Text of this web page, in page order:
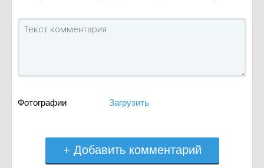
Фотографии Загрузить
+ Добавить комментарий